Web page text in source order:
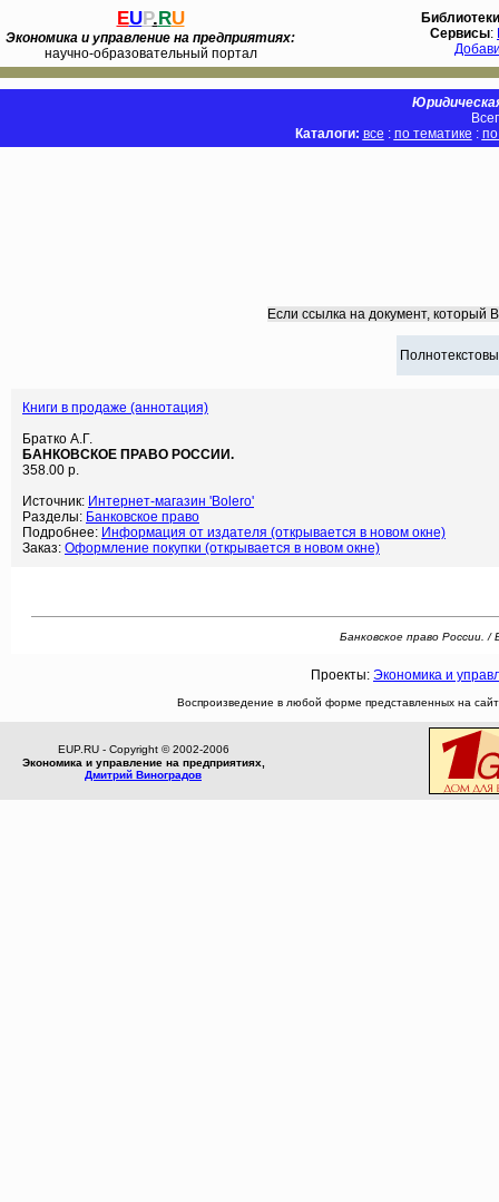
EUP.RU
Экономика и управление на предприятиях:
научно-образовательный портал
Библиотеки
Сервисы:
Каталоги: все : по тематике :
Если ссылка на документ, который
Книги в продаже (аннотация)
Братко А.Г.
БАНКОВСКОЕ ПРАВО РОССИИ.
358.00 р.
Источник: Интернет-магазин 'Bolero'
Разделы: Банковское право
Подробнее: Информация от издателя (открывается в новом окне)
Заказ: Оформление покупки (открывается в новом окне)
Банковское право России.
Проекты: Экономика и
Воспроизведение в любой форме представленных на
EUP.RU - Copyright © 2002-2006
Экономика и управление на предприятиях,
Дмитрий Виноградов